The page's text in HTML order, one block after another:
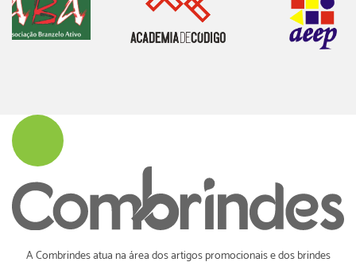
A Combrindes atua na área dos artigos promocionais e dos brindes